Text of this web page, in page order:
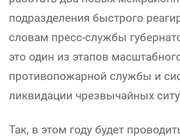
подразделения быстрого
словам пресс-службы
это один из этапов
противопожарной службы и
ликвидации чрезвычайных
Так, в этом году будет